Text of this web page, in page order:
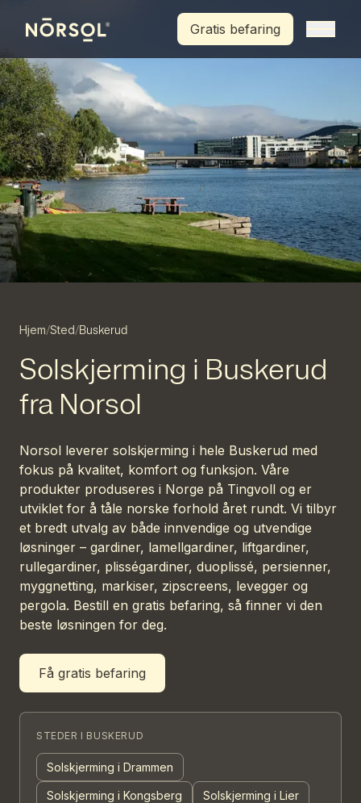
Gratis befaring
Hjem/Sted/Buskerud
Solskjerming i Buskerud
fra Norsol
Norsol leverer solskjerming i hele Buskerud med
fokus på kvalitet, komfort og funksjon. Våre
produkter produseres i Norge på Tingvoll og er
utviklet for å tåle norske forhold året rundt. Vi tilbyr
et bredt utvalg av både innvendige og utvendige
løsninger – gardiner, lamellgardiner, liftgardiner,
rullegardiner, plisségardiner, duoplissé, persienner,
myggnetting, markiser, zipscreens, levegger og
pergola. Bestill en gratis befaring, så finner vi den
beste løsningen for deg.
Få gratis befaring
STEDER I BUSKERUD
Solskjerming i Drammen
Solskjerming i Kongsberg Solskjerming i Lier